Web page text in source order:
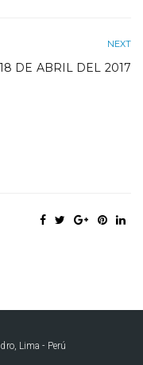
NEXT
18 DE ABRIL DEL 2017
Lima - Perú